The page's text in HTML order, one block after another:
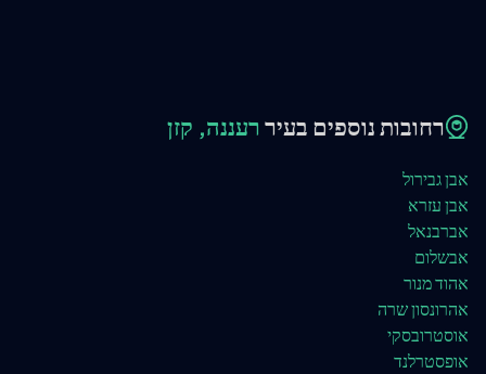
רחובות נוספים בעיר רעננה, קזן
אבן גבירול
אבן עזרא
אברבנאל
אבשלום
אהוד מנור
אהרונסון שרה
אוסטרובסקי
אופסטרלנד